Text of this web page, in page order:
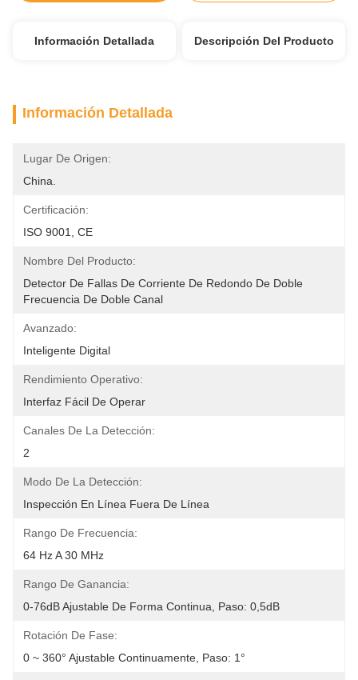
Información Detallada Descripción Del Producto
Información Detallada
Lugar De Origen:
China.
Certificación:
ISO 9001, CE
Nombre Del Producto:
Detector De Fallas De Corriente De Redondo De Doble
Frecuencia De Doble Canal
Avanzado:
Inteligente Digital
Rendimiento Operativo:
Interfaz Fácil De Operar
Canales De La Detección:
2
Modo De La Detección:
Inspección En Línea Fuera De Línea
Rango De Frecuencia:
64 Hz A 30 MHz
Rango De Ganancia:
0-76dB Ajustable De Forma Continua, Paso: 0,5dB
Rotación De Fase:
0 ~ 360° Ajustable Continuamente, Paso: 1°